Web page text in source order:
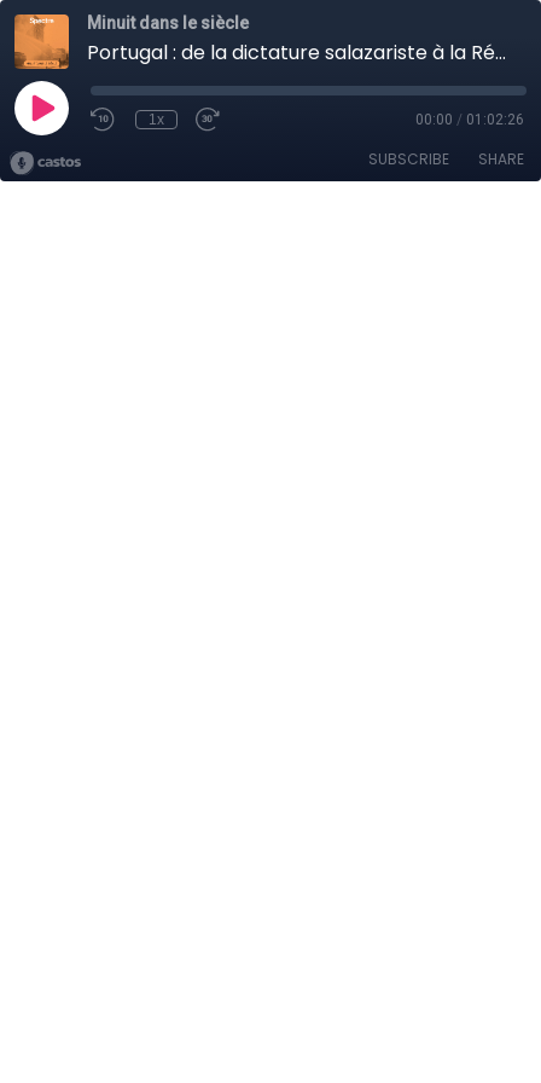
Minuit dans le siècle
Portugal : de la dictature salazariste à la Révolution des oeillets (partie 2)
1x 00:00 / 01:02:26
SUBSCRIBE SHARE